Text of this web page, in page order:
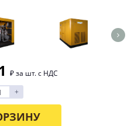
₽ за шт. с НДС
+